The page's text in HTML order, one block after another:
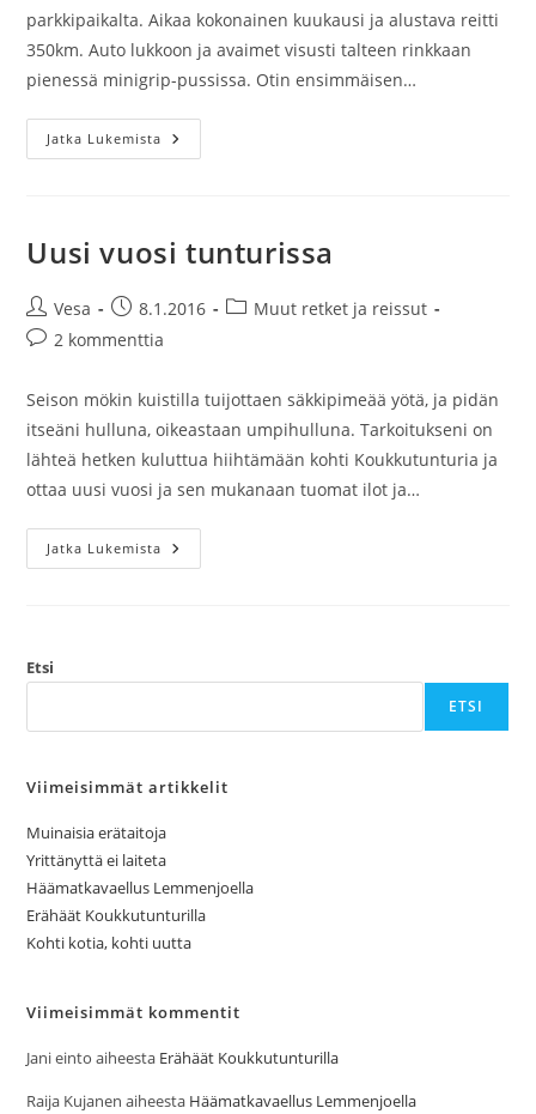
parkkipaikalta. Aikaa kokonainen kuukausi ja alustava reitti
350km. Auto lukkoon ja avaimet visusti talteen rinkkaan
pienessä minigrip-pussissa. Otin ensimmäisen…
Jatka Lukemista Sevettijärvi-
Pulmankijärvi
Uusi vuosi tunturissa
Artikkelin
kirjoittaja:
Vesa
Artikkeli
julkaistu:
8.1.2016
Artikkelin
Muut retket ja reissut
Artikkelin
2 kommenttia
Seison mökin kuistilla tuijottaen säkkipimeää yötä, ja pidän
itseäni hulluna, oikeastaan umpihulluna. Tarkoitukseni on
lähteä hetken kuluttua hiihtämään kohti Koukkutunturia ja
ottaa uusi vuosi ja sen mukanaan tuomat ilot ja…
Jatka Lukemista Uusi
Vuosi
Etsi
ETSI
Viimeisimmät artikkelit
Muinaisia erätaitoja
Yrittänyttä ei laiteta
Häämatkavaellus Lemmenjoella
Erähäät Koukkutunturilla
Kohti kotia, kohti uutta
Viimeisimmät kommentit
Jani einto aiheesta Erähäät Koukkutunturilla
Raija Kujanen aiheesta Häämatkavaellus Lemmenjoella